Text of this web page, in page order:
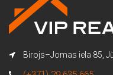
Birojs–Jomas iela 85,